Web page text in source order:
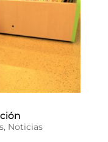
, Noticias